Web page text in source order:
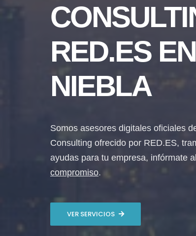
RED.ES EN
NIEBLA
Somos asesores digitales oficiales
Consulting ofrecido por RED.ES,
ayudas para tu empresa, infórmate
compromiso.
VER SERVICIOS